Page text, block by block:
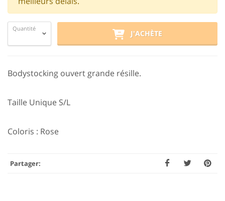
Quantité
J'ACHÈTE
Bodystocking ouvert grande résille.
Taille Unique S/L
Coloris : Rose
Partager: